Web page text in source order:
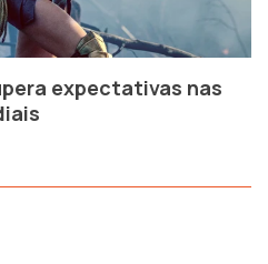
expectativas nas